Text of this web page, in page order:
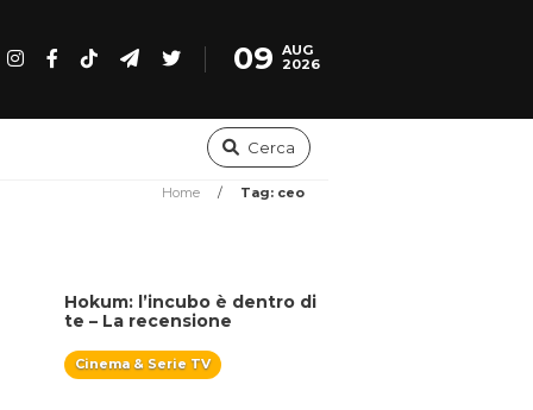
09 AUG
2026
Cerca
Home / Tag: ceo
Hokum: l’incubo è dentro di
te – La recensione
Cinema & Serie TV